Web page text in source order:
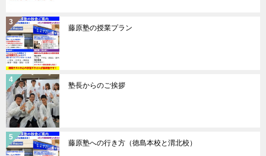
藤原塾の授業プラン
塾長からのご挨拶
藤原塾への行き方（徳島本校と渭北校）